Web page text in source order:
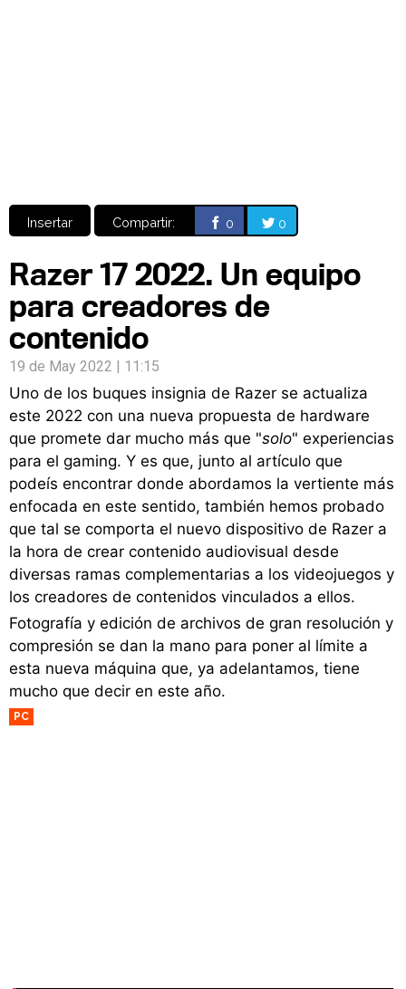
Insertar Compartir: 0 0
Razer 17 2022. Un equipo
para creadores de
contenido
19 de May 2022 | 11:15
Uno de los buques insignia de Razer se actualiza
este 2022 con una nueva propuesta de hardware
que promete dar mucho más que "solo" experiencias
para el gaming. Y es que, junto al artículo que
podeís encontrar donde abordamos la vertiente más
enfocada en este sentido, también hemos probado
que tal se comporta el nuevo dispositivo de Razer a
la hora de crear contenido audiovisual desde
diversas ramas complementarias a los videojuegos y
los creadores de contenidos vinculados a ellos.
Fotografía y edición de archivos de gran resolución y
compresión se dan la mano para poner al límite a
esta nueva máquina que, ya adelantamos, tiene
mucho que decir en este año.
PC